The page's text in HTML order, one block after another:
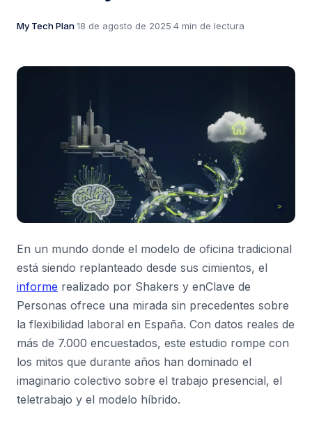
My Tech Plan·18 de agosto de 2025·4 min de lectura
En un mundo donde el modelo de oficina tradicional
está siendo replanteado desde sus cimientos, el
informe realizado por Shakers y enClave de
Personas ofrece una mirada sin precedentes sobre
la flexibilidad laboral en España. Con datos reales de
más de 7.000 encuestados, este estudio rompe con
los mitos que durante años han dominado el
imaginario colectivo sobre el trabajo presencial, el
teletrabajo y el modelo híbrido.